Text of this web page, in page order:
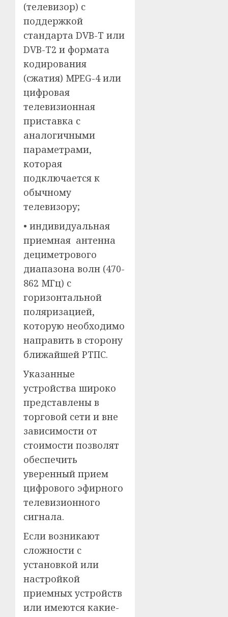
(телевизор) с
поддержкой
стандарта DVB-T или
DVB-T2 и формата
кодирования
(сжатия) MPEG-4 или
цифровая
телевизионная
приставка с
аналогичными
параметрами,
которая
подключается к
обычному
телевизору;
• индивидуальная
приемная антенна
дециметрового
диапазона волн (470-
862 МГц) с
горизонтальной
поляризацией,
которую необходимо
направить в сторону
ближайшей РТПС.
Указанные
устройства широко
представлены в
торговой сети и вне
зависимости от
стоимости позволят
обеспечить
уверенный прием
цифрового эфирного
телевизионного
сигнала.
Если возникают
сложности с
установкой или
настройкой
приемных устройств
или имеются какие-